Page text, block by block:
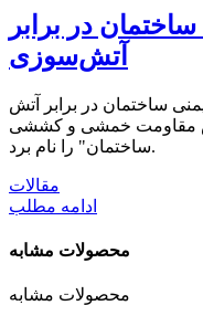
در برابر
آتش‌سوزی
ساختمان در برابر آتش
مقاومت خمشی و کششی
ساختمان" را نام برد.
مقالات
ادامه مطلب
محصولات مشابه
محصولات مشابه